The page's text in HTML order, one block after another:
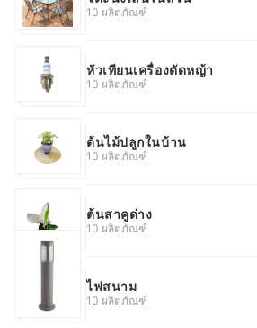
10 ผลิตภัณฑ์
หัวเทียนเครื่องตัดหญ้า
10 ผลิตภัณฑ์
ต้นไม้ปลูกในบ้าน
10 ผลิตภัณฑ์
ต้นสาคูด่าง
10 ผลิตภัณฑ์
ไฟสนาม
10 ผลิตภัณฑ์